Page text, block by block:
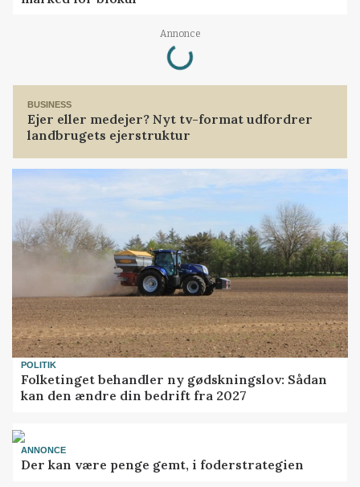
Annonce
Loading...
BUSINESS
Ejer eller medejer? Nyt tv-format udfordrer
landbrugets ejerstruktur
POLITIK
Folketinget behandler ny gødskningslov: Sådan
kan den ændre din bedrift fra 2027
ANNONCE
Der kan være penge gemt, i foderstrategien